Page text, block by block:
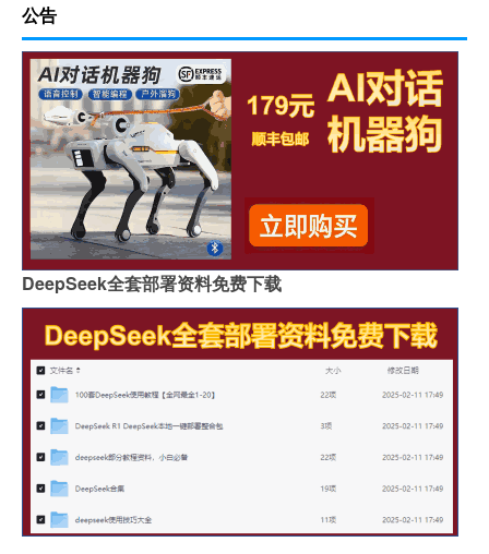
公告
DeepSeek全套部署资料免费下载